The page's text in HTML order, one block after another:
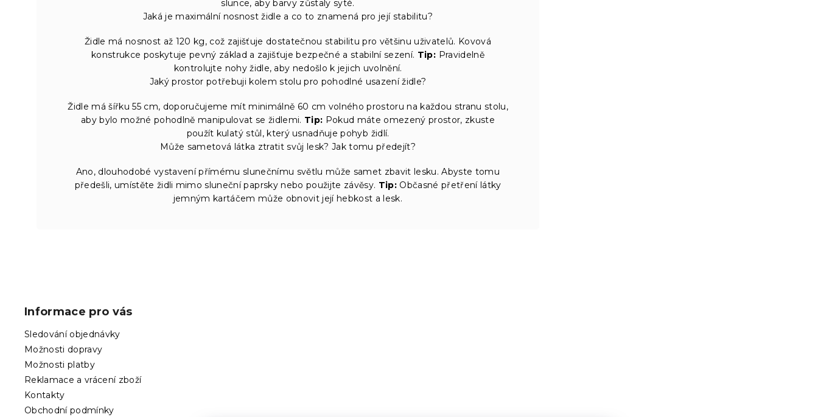
slunce, aby barvy zůstaly syté.
Jaká je maximální nosnost židle a co to znamená pro její stabilitu?
Židle má nosnost až 120 kg, což zajišťuje dostatečnou stabilitu pro většinu uživatelů. Kovová
konstrukce poskytuje pevný základ a zajišťuje bezpečné a stabilní sezení. Tip: Pravidelně
kontrolujte nohy židle, aby nedošlo k jejich uvolnění.
Jaký prostor potřebuji kolem stolu pro pohodlné usazení židle?
Židle má šířku 55 cm, doporučujeme mít minimálně 60 cm volného prostoru na každou stranu stolu,
aby bylo možné pohodlně manipulovat se židlemi. Tip: Pokud máte omezený prostor, zkuste
použít kulatý stůl, který usnadňuje pohyb židlí.
Může sametová látka ztratit svůj lesk? Jak tomu předejít?
Ano, dlouhodobé vystavení přímému slunečnímu světlu může samet zbavit lesku. Abyste tomu
předešli, umístěte židli mimo sluneční paprsky nebo použijte závěsy. Tip:Občasné přetření látky
jemným kartáčem může obnovit její hebkost a lesk.
Informace pro vás
Sledování objednávky
Možnosti dopravy
Možnosti platby
Reklamace a vrácení zboží
Kontakty
Obchodní podmínky